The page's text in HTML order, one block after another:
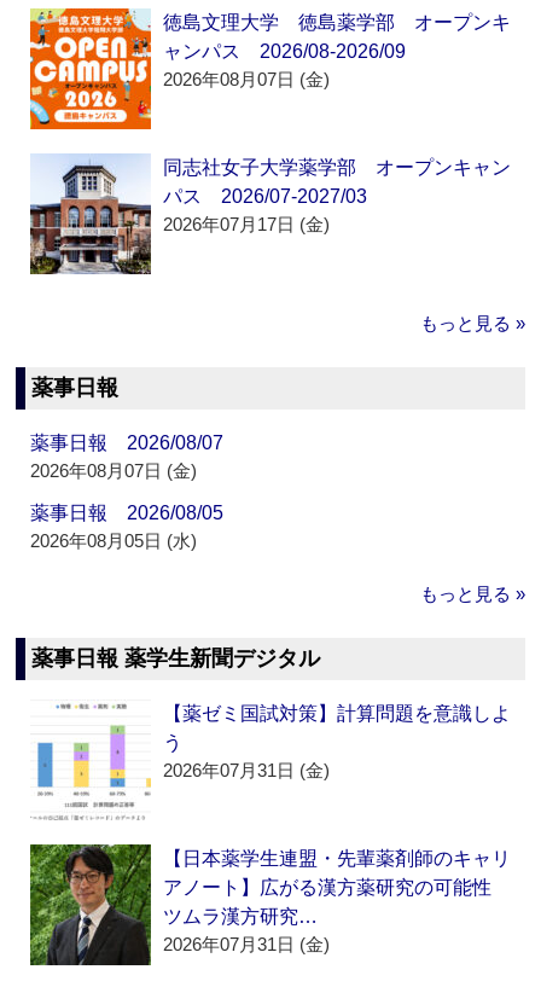
徳島文理大学 徳島薬学部 オープンキ
ャンパス 2026/08-2026/09
2026年08月07日 (金)
同志社女子大学薬学部 オープンキャン
パス 2026/07-2027/03
2026年07月17日 (金)
もっと見る »
薬事日報
薬事日報 2026/08/07
2026年08月07日 (金)
薬事日報 2026/08/05
2026年08月05日 (水)
もっと見る »
薬事日報 薬学生新聞デジタル
【薬ゼミ国試対策】計算問題を意識しよ
う
2026年07月31日 (金)
【日本薬学生連盟・先輩薬剤師のキャリ
アノート】広がる漢方薬研究の可能性
ツムラ漢方研究…
2026年07月31日 (金)